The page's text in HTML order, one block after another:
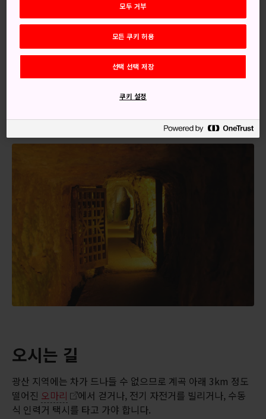
채굴이 가장 활발하던 때 이와미 긴잔 은광에서는 연간 38
이와미 긴잔 은광은 400년 간 운영되었습니다
이곳의 은광은 중국, 네덜란드, 포르투갈로 수출되었습니다
오시는 길
광산 지역에는 차가 드나들 수 없으므로 계곡 아래 3km 정도
떨어진 오마리
에서 걷거나, 전기 자전거를 빌리거나, 수동
식 인력거 택시를 타고 가야 합니다.
모두 거부
모든 쿠키 허용
선택 선택 저장
쿠키 설정